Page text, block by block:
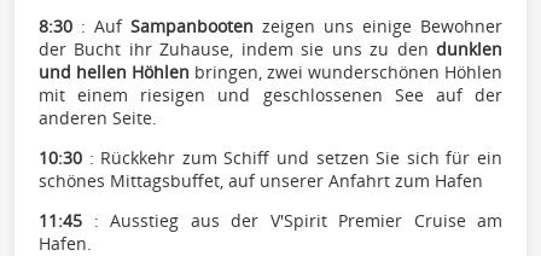
8:30 : Auf Sampanbooten zeigen uns einige Bewohner
der Bucht ihr Zuhause, indem sie uns zu den dunklen
und hellen Höhlen bringen, zwei wunderschönen Höhlen
mit einem riesigen und geschlossenen See auf der
anderen Seite.
10:30 : Rückkehr zum Schiff und setzen Sie sich für ein
schönes Mittagsbuffet, auf unserer Anfahrt zum Hafen
11:45 : Ausstieg aus der V'Spirit Premier Cruise am
Hafen.